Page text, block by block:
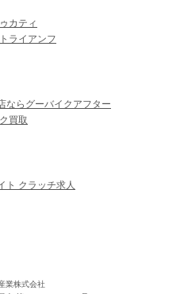
カティ
ライアンフ
ならグーバイクアフター
買取
ト クラッチ求人
業株式会社